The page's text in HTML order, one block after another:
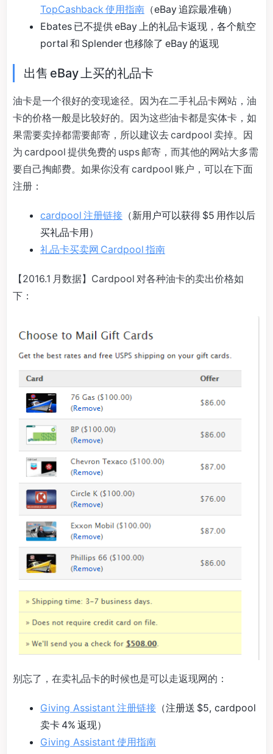
TopCashback 使用指南 （eBay 追踪最准确）
Ebates 已不提供 eBay 上的礼品卡返现，各个航空
portal 和 Splender 也移除了 eBay 的返现
出售 eBay 上买的礼品卡
油卡是一个很好的变现途径。因为在二手礼品卡网站，油
卡的价格一般是比较好的。因为这些油卡都是实体卡，如
果需要卖掉都需要邮寄，所以建议去 cardpool 卖掉。因
为 cardpool 提供免费的 usps 邮寄，而其他的网站大多需
要自己掏邮费。如果你没有 cardpool 账户，可以在下面
注册：
cardpool 注册链接 （新用户可以获得 $5 用作以后
买礼品卡用）
礼品卡买卖网 Cardpool 指南
【2016.1 月数据】Cardpool 对各种油卡的卖出价格如
下：
别忘了，在卖礼品卡的时候也是可以走返现网的：
Giving Assistant 注册链接 （注册送 $5, cardpool
卖卡 4% 返现）
Giving Assistant 使用指南